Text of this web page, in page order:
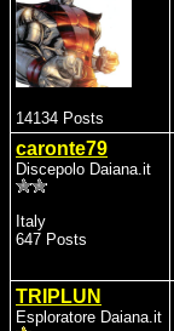
14134 Posts
caronte79
Discepolo Daiana.it
Italy
647 Posts
TRIPLUN
Esploratore Daiana.it